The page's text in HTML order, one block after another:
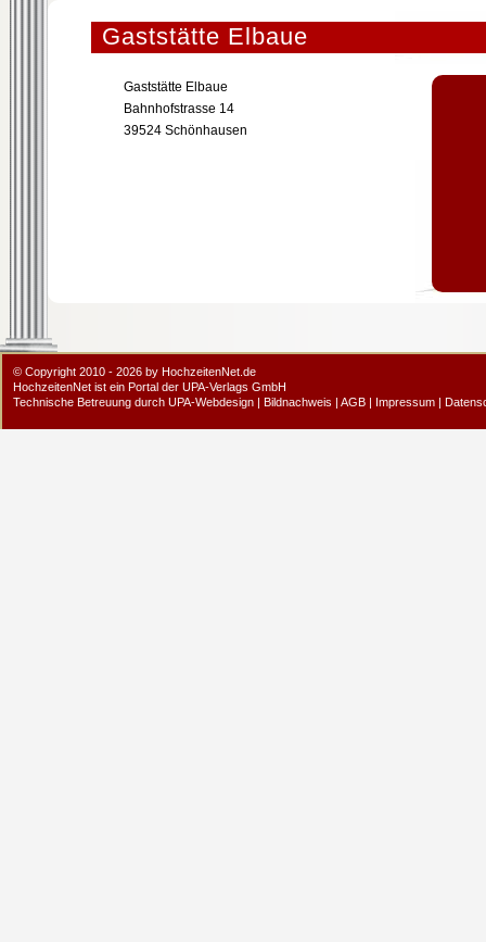
Gaststätte Elbaue
Gaststätte Elbaue
Bahnhofstrasse 14
39524 Schönhausen
© Copyright 2010 - 2026 by HochzeitenNet.de
HochzeitenNet ist ein Portal der UPA-Verlags GmbH
Technische Betreuung durch UPA-Webdesign | Bildnachweis | AGB | Impressum |